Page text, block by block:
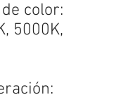
color:
5000K,